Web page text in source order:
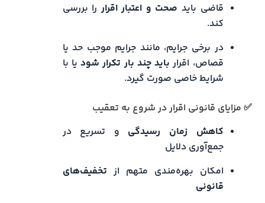
قاضی باید صحت و اعتبار اقراررا بررسی
کند.
در برخی جرایم، مانند جرایم موجب حد یا
قصاص، اقرار باید چند بار تکرار شودیا با
شرایط خاصی صورت گیرد.
✅ مزایای قانونی اقرار در شروع به تعقیب
کاهش زمان رسیدگی و تسریع در
جمع‌آوری دلایل
امکان بهره‌مندی متهم از تخفیف‌های
قانونی